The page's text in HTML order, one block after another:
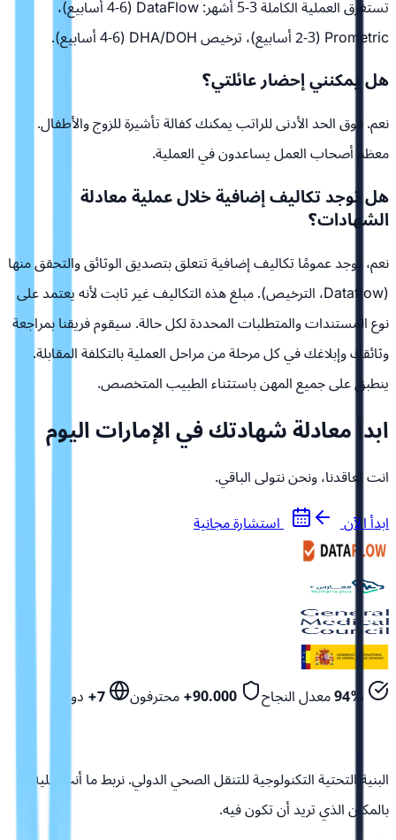
تستغرق العملية الكاملة 3-5 أشهر: DataFlow (4-6 أسابيع)،
Prometric (2-3 أسابيع)، ترخيص DHA/DOH (4-6 أسابيع).
هل يمكنني إحضار عائلتي؟
نعم. فوق الحد الأدنى للراتب يمكنك كفالة تأشيرة للزوج والأطفال.
معظم أصحاب العمل يساعدون في العملية.
هل توجد تكاليف إضافية خلال عملية معادلة
الشهادات؟
نعم، توجد عمومًا تكاليف إضافية تتعلق بتصديق الوثائق والتحقق منها
(Dataflow، الترخيص). مبلغ هذه التكاليف غير ثابت لأنه يعتمد على
نوع المستندات والمتطلبات المحددة لكل حالة. سيقوم فريقنا بمراجعة
وثائقك وإبلاغك في كل مرحلة من مراحل العملية بالتكلفة المقابلة.
ينطبق على جميع المهن باستثناء الطبيب المتخصص.
ابدأ معادلة شهادتك في الإمارات اليوم
انت تعاقدنا، ونحن نتولى الباقي.
ابدأ الآن
استشارة مجانية
94%معدل النجاح 90.000+ محترفون 7+ دول
البنية التحتية التكنولوجية للتنقل الصحي الدولي. نربط ما أنت عليه
بالمكان الذي تريد أن تكون فيه.